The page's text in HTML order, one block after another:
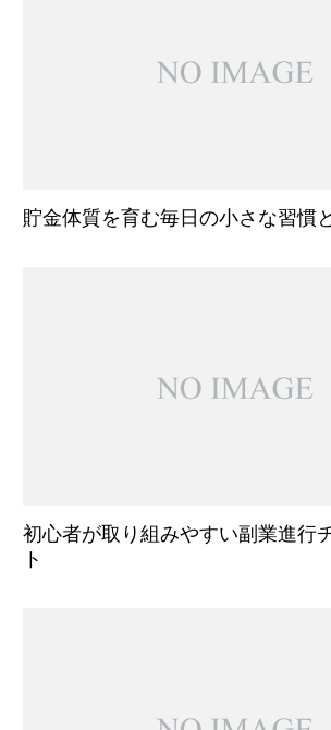
貯金体質を育む毎日の小さな習慣
初心者が取り組みやすい副業進行
ト